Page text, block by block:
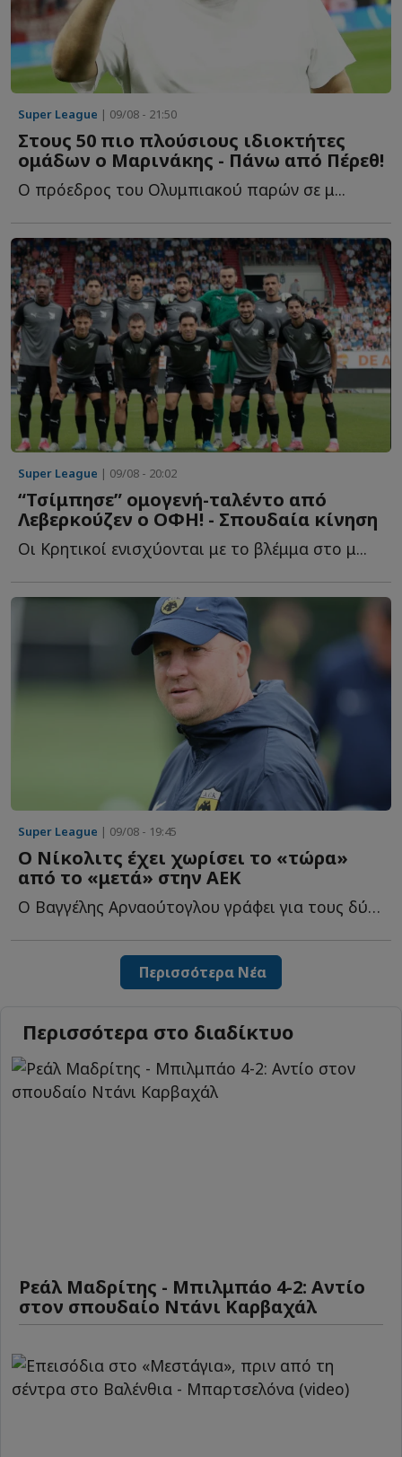
Super League | 09/08 - 21:50
Στους 50 πιο πλούσιους ιδιοκτήτες
ομάδων ο Μαρινάκης - Πάνω από Πέρεθ!
Ο πρόεδρος του Ολυμπιακού παρών σε μ...
Super League | 09/08 - 20:02
“Τσίμπησε” ομογενή-ταλέντο από
Λεβερκούζεν ο ΟΦΗ! - Σπουδαία κίνηση
Οι Κρητικοί ενισχύονται με το βλέμμα στο μ...
Super League | 09/08 - 19:45
Ο Νίκολιτς έχει χωρίσει το «τώρα»
από το «μετά» στην ΑΕΚ
Ο Βαγγέλης Αρναούτογλου γράφει για τους δύο ξεκάθαρους σ...
Περισσότερα Νέα
Περισσότερα στο διαδίκτυο
Ρεάλ Μαδρίτης - Μπιλμπάο 4-2: Αντίο
στον σπουδαίο Ντάνι Καρβαχάλ